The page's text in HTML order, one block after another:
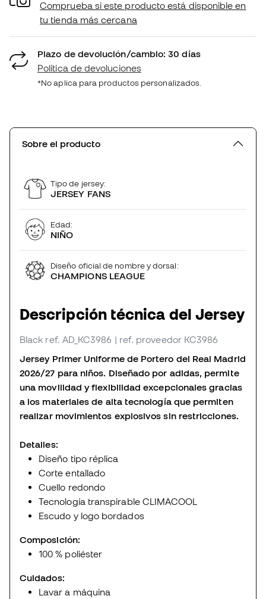
Comprueba si este producto está disponible en
tu tienda más cercana
Plazo de devolución/cambio: 30 días
Política de devoluciones
*No aplica para productos personalizados.
Sobre el producto
Tipo de jersey:
JERSEY FANS
Edad:
NIÑO
Diseño oficial de nombre y dorsal:
CHAMPIONS LEAGUE
Descripción técnica del Jersey
Black ref. AD_KC3986 | ref. proveedor KC3986
Jersey Primer Uniforme de Portero del Real Madrid
2026/27 para niños. Diseñado por adidas, permite
una movilidad y flexibilidad excepcionales gracias
a los materiales de alta tecnología que permiten
realizar movimientos explosivos sin restricciones.
Detalles:
Diseño tipo réplica
Corte entallado
Cuello redondo
Tecnología transpirable CLIMACOOL
Escudo y logo bordados
Composición:
100 % poliéster
Cuidados:
Lavar a máquina